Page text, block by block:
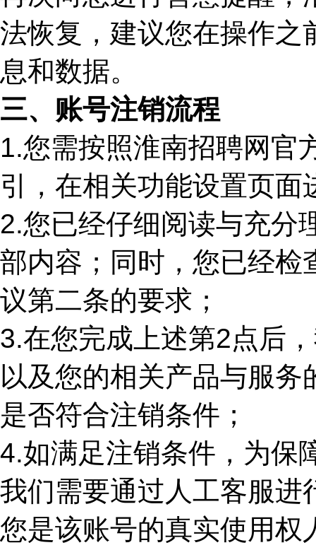
法恢复，建议您在操作之
息和数据。
三、账号注销流程
1.您需按照淮南招聘网官
引，在相关功能设置页面
2.您已经仔细阅读与充分
部内容；同时，您已经检
议第二条的要求；
3.在您完成上述第2点后
以及您的相关产品与服
是否符合注销条件；
4.如满足注销条件，为保
我们需要通过人工客服进
您是该账号的真实使用权